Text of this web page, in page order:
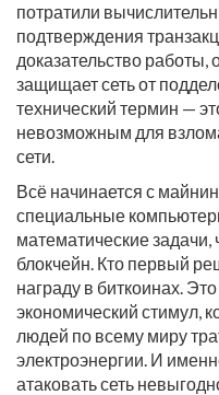
потратили
подтверждения
доказательство работы,
защищает сеть от
технический термин —
невозможным для
сети.
Всё начинается с
специальные
математические
блокчейн. Кто первый
награду в биткоинах.
экономический стимул,
людей по всему миру
электроэнергии. И
атаковать сеть